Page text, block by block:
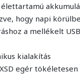
élettartamú
hogy napi
a mellékelt
kialakítás
egér